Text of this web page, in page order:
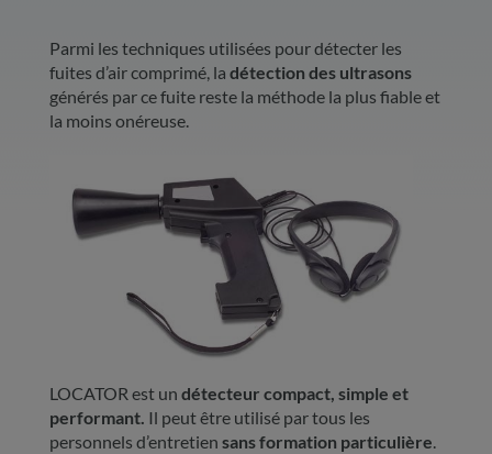
Parmi les techniques utilisées pour détecter les
fuites d’air comprimé, la détection des ultrasons
générés par ce fuite reste la méthode la plus fiable et
la moins onéreuse.
LOCATOR est un détecteur compact, simple et
performant. Il peut être utilisé par tous les
personnels d’entretien sans formation particulière.